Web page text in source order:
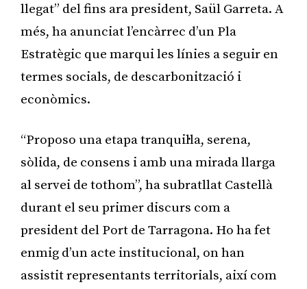
llegat” del fins ara president, Saül Garreta. A
més, ha anunciat l’encàrrec d’un Pla
Estratègic que marqui les línies a seguir en
termes socials, de descarbonització i
econòmics.
“Proposo una etapa tranquil·la, serena,
sòlida, de consens i amb una mirada llarga
al servei de tothom”, ha subratllat Castellà
durant el seu primer discurs com a
president del Port de Tarragona. Ho ha fet
enmig d’un acte institucional, on han
assistit representants territorials, així com